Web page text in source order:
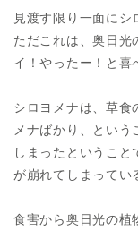
見渡す限り一面にシ
ただこれは、奥日光
イ！やったー！と喜
シロヨメナは、草食
メナばかり、とい
しまったというこ
が崩れてしまってい
食害から奥日光の植